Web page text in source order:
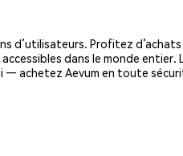
d’utilisateurs. Profitez
dans le monde
— achetez Aevum en toute